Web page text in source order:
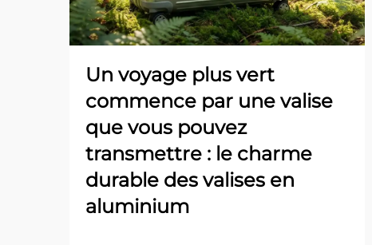
Un voyage plus vert
commence par une valise
que vous pouvez
transmettre : le charme
durable des valises en
aluminium